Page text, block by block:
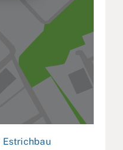
Estrichbau